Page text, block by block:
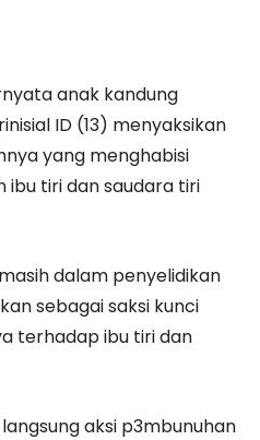
anak kandung
ID (13) menyaksikan
yang menghabisi
tiri dan saudara tiri
dalam penyelidikan
sebagai saksi kunci
terhadap ibu tiri dan
aksi p3mbunuhan